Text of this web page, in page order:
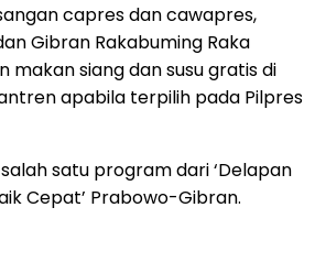
capres dan cawapres,
Gibran Rakabuming Raka
makan siang dan susu gratis di
apabila terpilih pada Pilpres
satu program dari ‘Delapan
Cepat’ Prabowo-Gibran.